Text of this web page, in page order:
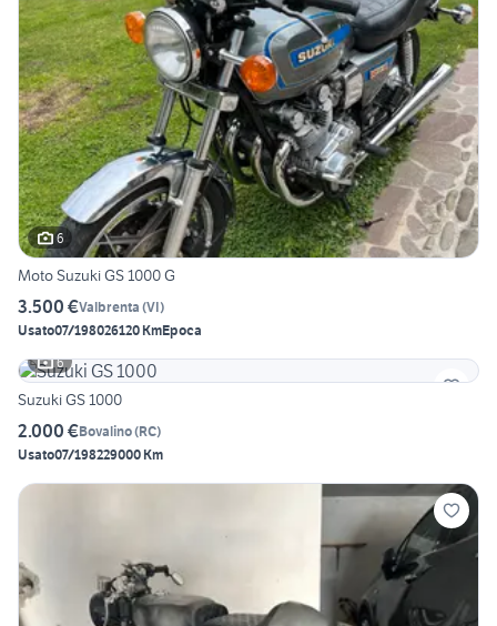
6
Moto Suzuki GS 1000 G
3.500 €Valbrenta (VI)
Usato07/198026120 KmEpoca
6
Suzuki GS 1000
2.000 €Bovalino(RC)
Usato07/198229000 Km